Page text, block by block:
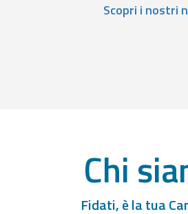
Scopri i nostri
Chi
Fidati, è la tua